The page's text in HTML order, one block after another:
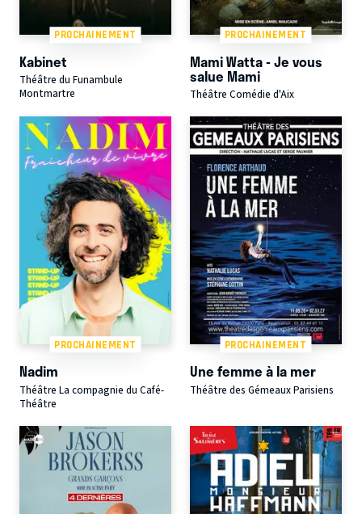
PROCHAINEMENT
Kabinet
Théâtre du Funambule
Montmartre
PROCHAINEMENT
Mami Watta - Je vous
salue Mami
Théâtre Comédie d'Aix
PROCHAINEMENT
Nadim
Théâtre La compagnie du Café-
Théâtre
PROCHAINEMENT
Une femme à la mer
Théâtre des Gémeaux Parisiens